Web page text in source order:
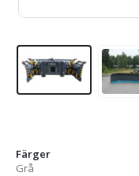
Färger
Grå